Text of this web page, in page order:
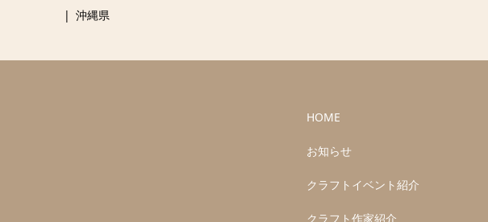
沖縄県
HOME
お知らせ
クラフトイベント紹介
クラフト作家紹介